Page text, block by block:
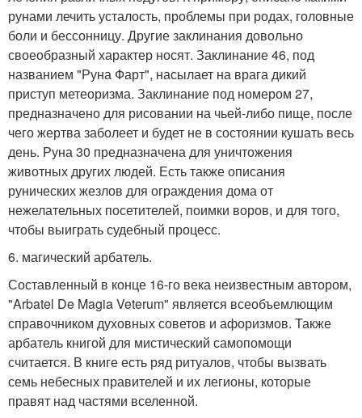
рунами лечить усталость, проблемы при родах, головные
боли и бессонницу. Другие заклинания довольно
своеобразный характер носят. Заклинание 46, под
названием "Руна Фарт", насылает на врага дикий
приступ метеоризма. Заклинание под номером 27,
предназначено для рисовании на чьей-либо пище, после
чего жертва заболеет и будет не в состоянии кушать весь
день. Руна 30 предназначена для уничтожения
животных других людей. Есть также описания
рунических жезлов для ограждения дома от
нежелательных посетителей, поимки воров, и для того,
чтобы выиграть судебный процесс.
6. магический арбатель.
Составленный в конце 16-го века неизвестным автором,
"Arbatel De Magia Veterum" является всеобъемлющим
справочником духовных советов и афоризмов. Также
арбатель книгой для мистический самопомощи
считается. В книге есть ряд ритуалов, чтобы вызвать
семь небесных правителей и их легионы, которые
правят над частями вселенной.